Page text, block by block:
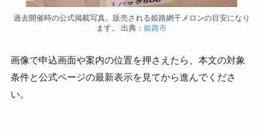
過去開催時の公式掲載写真。販売される姫路網干メロンの目安になり
ます。 出典： 姫路市
画像で申込画面や案内の位置を押さえたら、本文の対象
条件と公式ページの最新表示を見てから進んでくださ
い。